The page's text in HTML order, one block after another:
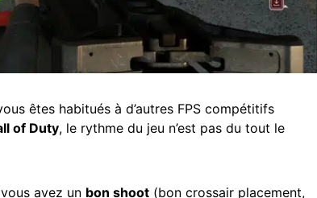
êtes habitués à d’autres FPS compétitifs
of Duty, le rythme du jeu n’est pas du tout le
avez un bon shoot (bon crossair placement,